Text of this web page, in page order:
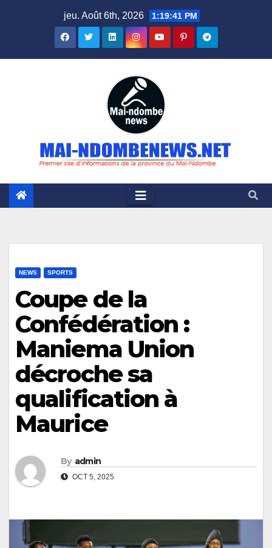
jeu. Août 6th, 2026 1:19:42 PM
NEWS SPORTS
Coupe de la
Confédération :
Maniema Union
décroche sa
qualification à
Maurice
By admin
OCT 5, 2025